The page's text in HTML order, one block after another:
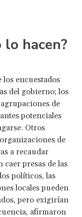
hacen?
los encuestados
del gobierno; los
de
potenciales
Otros
de
a recaudar
presas de las
políticos, las
locales pueden
pero exigirían
afirmaron